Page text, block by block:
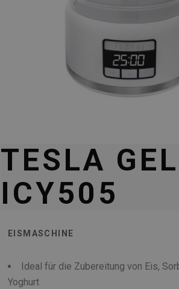
TESLA
ICY505
EISMASCHINE
Ideal für die Zubereitung von Eis,
Yoghurt